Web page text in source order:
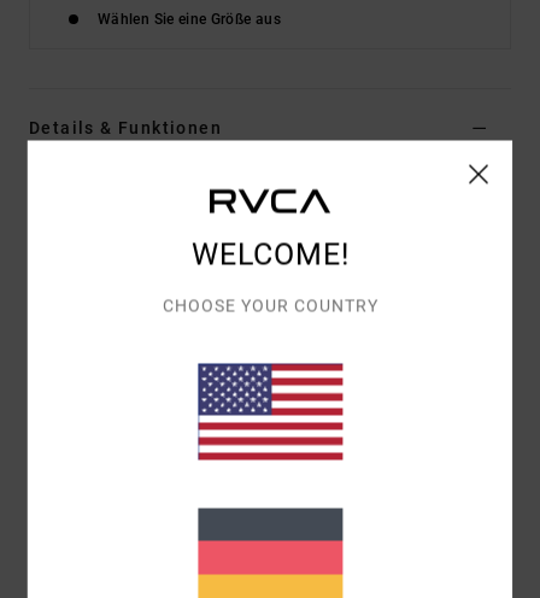
Wählen Sie eine Größe aus
Details & Funktionen
Baumwolle und Polyester [350 g/m2]
übergroße Passform
Kapuzenkragen
Langärmlig
Pullover-Style
Futter in passendem Stoff
Aufgesetzte Taschen
WELCOME!
CHOOSE YOUR COUNTRY